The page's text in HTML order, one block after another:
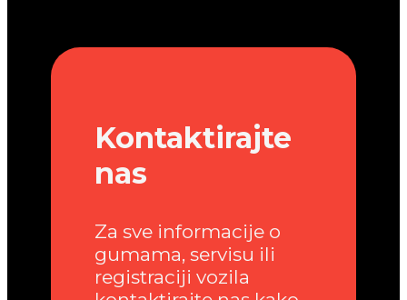
Kontaktirajte
nas
Za sve informacije o
gumama, servisu ili
registraciji vozila